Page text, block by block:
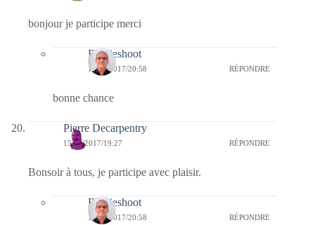
bonjour je participe merci
Bernieshoot
17/05/2017/20:58 RÉPONDRE
bonne chance
Pierre Decarpentry
15/05/2017/19:27 RÉPONDRE
Bonsoir à tous, je participe avec plaisir.
Bernieshoot
17/05/2017/20:58 RÉPONDRE